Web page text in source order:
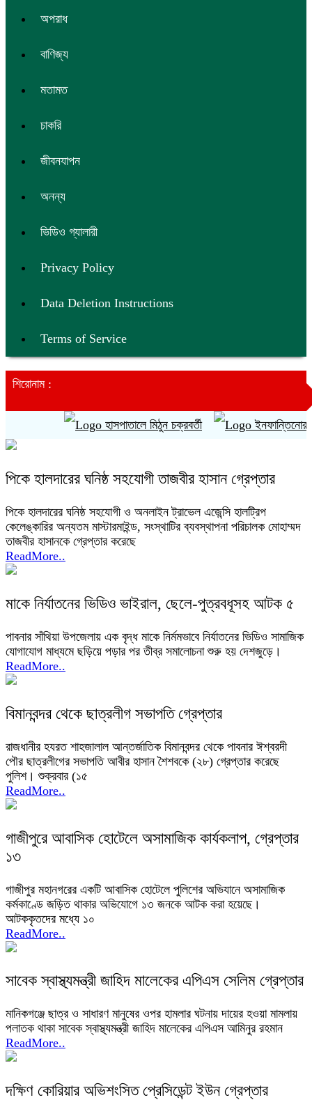
অপরাধ
বাণিজ্য
মতামত
চাকরি
জীবনযাপন
অনন্য
ভিডিও গ্যালারী
Privacy Policy
Data Deletion Instructions
Terms of Service
শিরোনাম :
হাসপাতালে মিঠুন চক্রবর্তী ইনফান্তিনোর
পিকে হালদারের ঘনিষ্ঠ সহযোগী তাজবীর হাসান গ্রেপ্তার
পিকে হালদারের ঘনিষ্ঠ সহযোগী ও অনলাইন ট্রাভেল এজেন্সি হালট্রিপ
কেলেঙ্কারির অন্যতম মাস্টারমাইন্ড, সংস্থাটির ব্যবস্থাপনা পরিচালক মোহাম্মদ
তাজবীর হাসানকে গ্রেপ্তার করেছে
ReadMore..
মাকে নির্যাতনের ভিডিও ভাইরাল, ছেলে-পুত্রবধূসহ আটক ৫
পাবনার সাঁথিয়া উপজেলায় এক বৃদ্ধ মাকে নির্মমভাবে নির্যাতনের ভিডিও সামাজিক
যোগাযোগ মাধ্যমে ছড়িয়ে পড়ার পর তীব্র সমালোচনা শুরু হয় দেশজুড়ে।
ReadMore..
বিমানবন্দর থেকে ছাত্রলীগ সভাপতি গ্রেপ্তার
রাজধানীর হযরত শাহজালাল আন্তর্জাতিক বিমানবন্দর থেকে পাবনার ঈশ্বরদী
পৌর ছাত্রলীগের সভাপতি আবীর হাসান শৈশবকে (২৮) গ্রেপ্তার করেছে
পুলিশ। শুক্রবার (১৫
ReadMore..
গাজীপুরে আবাসিক হোটেলে অসামাজিক কার্যকলাপ, গ্রেপ্তার
১৩
গাজীপুর মহানগরের একটি আবাসিক হোটেলে পুলিশের অভিযানে অসামাজিক
কর্মকাণ্ডে জড়িত থাকার অভিযোগে ১৩ জনকে আটক করা হয়েছে।
আটককৃতদের মধ্যে ১০
ReadMore..
সাবেক স্বাস্থ্যমন্ত্রী জাহিদ মালেকের এপিএস সেলিম গ্রেপ্তার
মানিকগঞ্জে ছাত্র ও সাধারণ মানুষের ওপর হামলার ঘটনায় দায়ের হওয়া মামলায়
পলাতক থাকা সাবেক স্বাস্থ্যমন্ত্রী জাহিদ মালেকের এপিএস আমিনুর রহমান
ReadMore..
দক্ষিণ কোরিয়ার অভিশংসিত প্রেসিডেন্ট ইউন গ্রেপ্তার